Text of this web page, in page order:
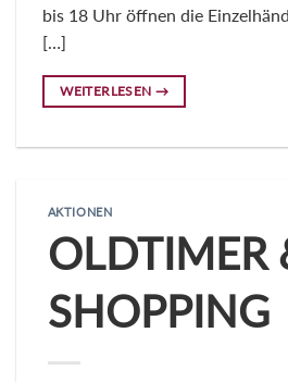
bis 18 Uhr öffnen die
[…]
WEITERLESEN →
AKTIONEN
OLDTIMER
SHOPPING